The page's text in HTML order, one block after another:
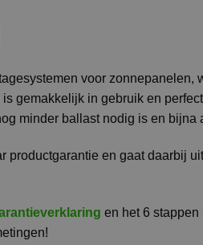
voor
gemakkelijk in gebruik en
minder ballast nodig is en bijna
productgarantie en gaat daarbij
en het 6